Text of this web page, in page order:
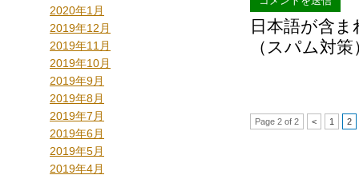
2020年1月
2019年12月
2019年11月
2019年10月
2019年9月
2019年8月
2019年7月
2019年6月
2019年5月
2019年4月
日本語が含
（スパム対策
Page 2 of 2 < 1 2